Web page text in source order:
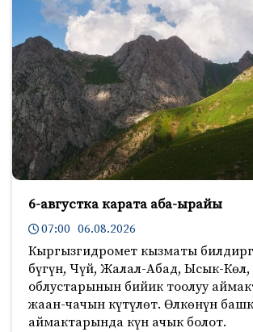
6-августка карата аба-ырайы
07:00 06.08.2026
Кыргызгидромет кызматы
бүгүн, Чүй, Жалал-Абад, Ысык-
облустарынын бийик тоолуу
жаан-чачын күтүлөт. Өлкөнүн
аймактарында күн ачык болот.